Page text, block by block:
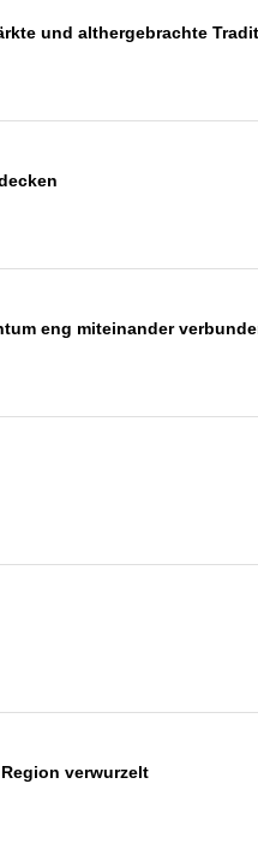
und althergebrachte
eng miteinander
verwurzelt